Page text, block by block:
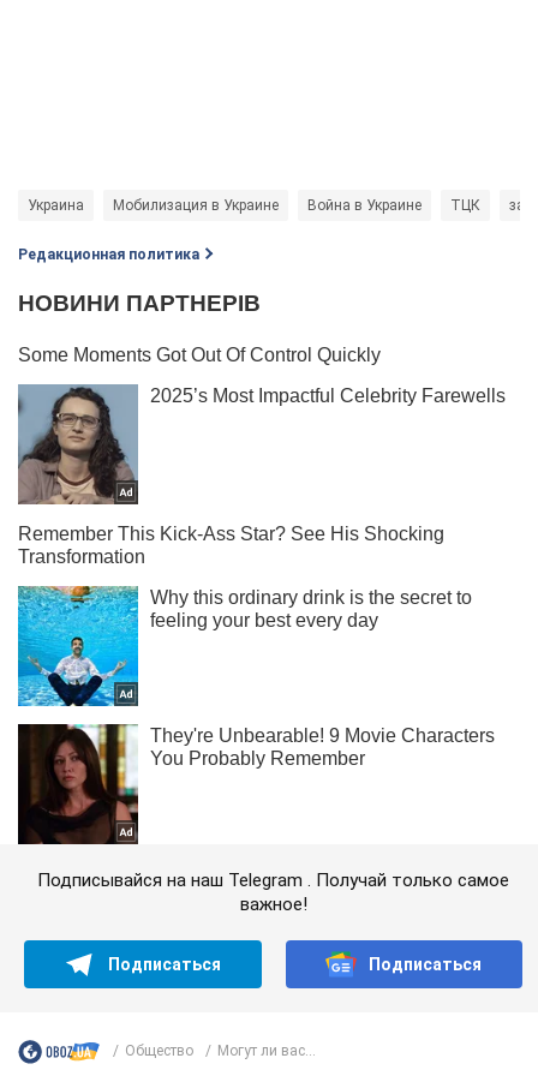
Украина Мобилизация в Украине Война в Украине ТЦК
Редакционная политика
Подписывайся на наш Telegram . Получай только самое
важное!
Подписаться Подписаться
Общество Могут ли вас...